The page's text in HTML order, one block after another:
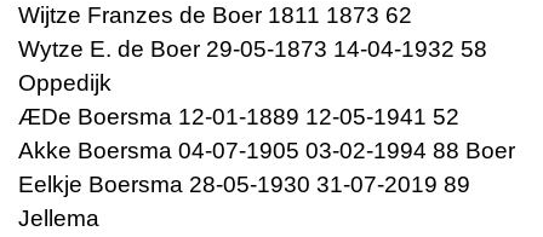
Wijtze Franzes de Boer 1811 1873 62
Wytze E. de Boer 29-05-1873 14-04-1932 58
Oppedijk
ÆDe Boersma 12-01-1889 12-05-1941 52
Akke Boersma 04-07-1905 03-02-1994 88 Boer
Eelkje Boersma 28-05-1930 31-07-2019 89
Jellema